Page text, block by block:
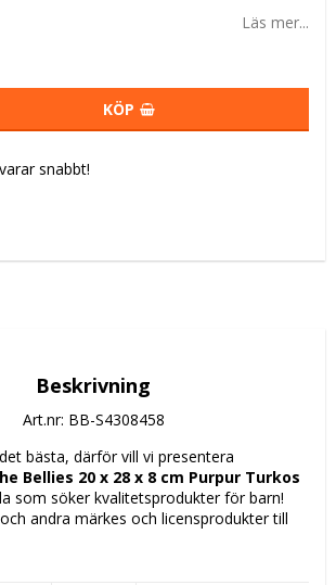
Läs mer...
KÖP
snabbt!
Beskrivning
Art.nr: BB-S4308458
Bellies 20 x 28 x 8 cm Purpur Turkos
som söker kvalitetsprodukter för barn!
och andra märkes och licensprodukter till